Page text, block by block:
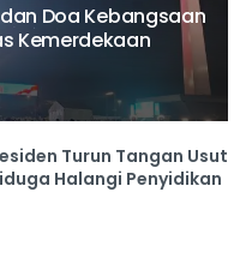
Doa Kebangsaan
Kemerdekaan
Turun Tangan Usut
Halangi Penyidikan